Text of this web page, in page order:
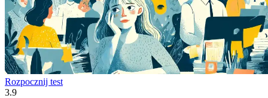
Rozpocznij test
3.9